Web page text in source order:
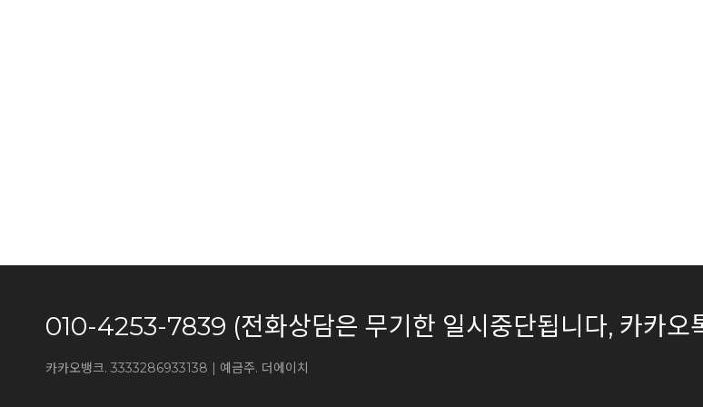
010-4253-7839 (전화상담은 무기한 일시중단됩니다, 카카오
카카오뱅크. 3333286933138 | 예금주. 더에이치